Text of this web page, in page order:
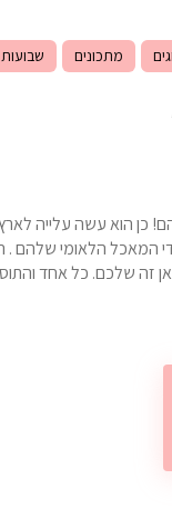
מתכונים שבועות
כן הוא עשה עלייה
המאכל הלאומי שלהם
זה שלכם. כל אחד